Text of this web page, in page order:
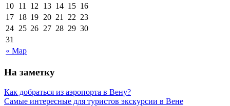
« Мар
10 11 12 13 14 15 16
17 18 19 20 21 22 23
24 25 26 27 28 29 30
31
На заметку
Как добраться из аэропорта в Вену?
Самые интересные для туристов экскурсии в Вене